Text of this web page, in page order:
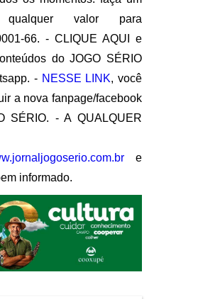
valor para
66. - CLIQUE AQUI e
do JOGO SÉRIO
- NESSE LINK, você
a nova fanpage/facebook
SÉRIO. - A QUALQUER
e
informado.